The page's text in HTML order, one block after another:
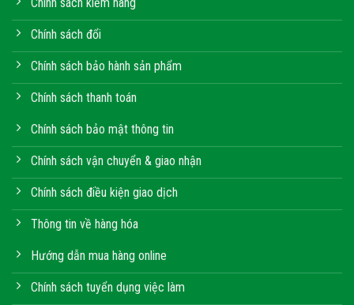
Chính sách đổi
Chính sách bảo hành sản phẩm
Chính sách thanh toán
Chính sách bảo mật thông tin
Chính sách vận chuyển & giao nhận
Chính sách điều kiện giao dịch
Thông tin về hàng hóa
Hướng dẫn mua hàng online
Chính sách tuyển dụng việc làm